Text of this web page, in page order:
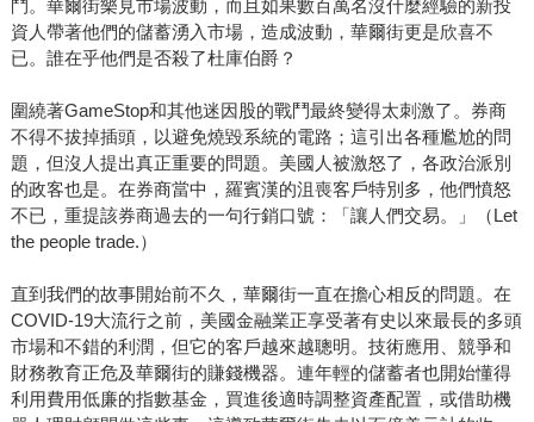
鬥。華爾街樂見市場波動，而且如果數百萬名沒什麼經驗的新投
資人帶著他們的儲蓄湧入市場，造成波動，華爾街更是欣喜不
已。誰在乎他們是否殺了杜庫伯爵？
圍繞著GameStop和其他迷因股的戰鬥最終變得太刺激了。券商
不得不拔掉插頭，以避免燒毀系統的電路；這引出各種尷尬的問
題，但沒人提出真正重要的問題。美國人被激怒了，各政治派別
的政客也是。在券商當中，羅賓漢的沮喪客戶特別多，他們憤怒
不已，重提該券商過去的一句行銷口號：「讓人們交易。」（Let
the people trade.）
直到我們的故事開始前不久，華爾街一直在擔心相反的問題。在
COVID-19大流行之前，美國金融業正享受著有史以來最長的多頭
市場和不錯的利潤，但它的客戶越來越聰明。技術應用、競爭和
財務教育正危及華爾街的賺錢機器。連年輕的儲蓄者也開始懂得
利用費用低廉的指數基金，買進後適時調整資產配置，或借助機